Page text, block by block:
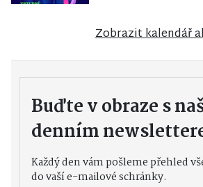
Zobrazit kalendář
Buďte v obraze s
denním
Každý den vám pošleme přehled
do vaší e-mailové schránky.